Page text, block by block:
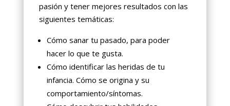
pasión y tener mejores resultados con las
siguientes temáticas:
Cómo sanar tu pasado, para poder
hacer lo que te gusta.
Cómo identificar las heridas de tu
infancia. Cómo se origina y su
comportamiento/síntomas.